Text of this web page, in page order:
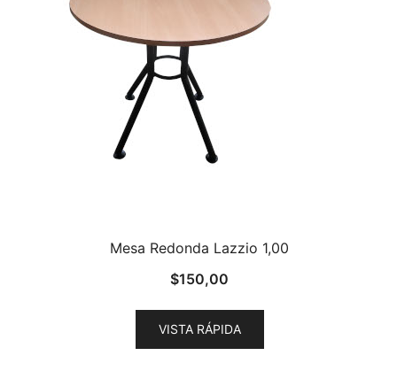
Mesa Redonda Lazzio 1,00
$150,00
VISTA RÁPIDA